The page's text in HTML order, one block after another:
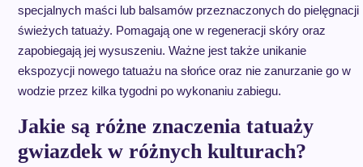
specjalnych maści lub balsamów przeznaczonych do pielęgnacji
świeżych tatuaży. Pomagają one w regeneracji skóry oraz
zapobiegają jej wysuszeniu. Ważne jest także unikanie
ekspozycji nowego tatuażu na słońce oraz nie zanurzanie go w
wodzie przez kilka tygodni po wykonaniu zabiegu.
Jakie są różne znaczenia tatuaży
gwiazdek w różnych kulturach?